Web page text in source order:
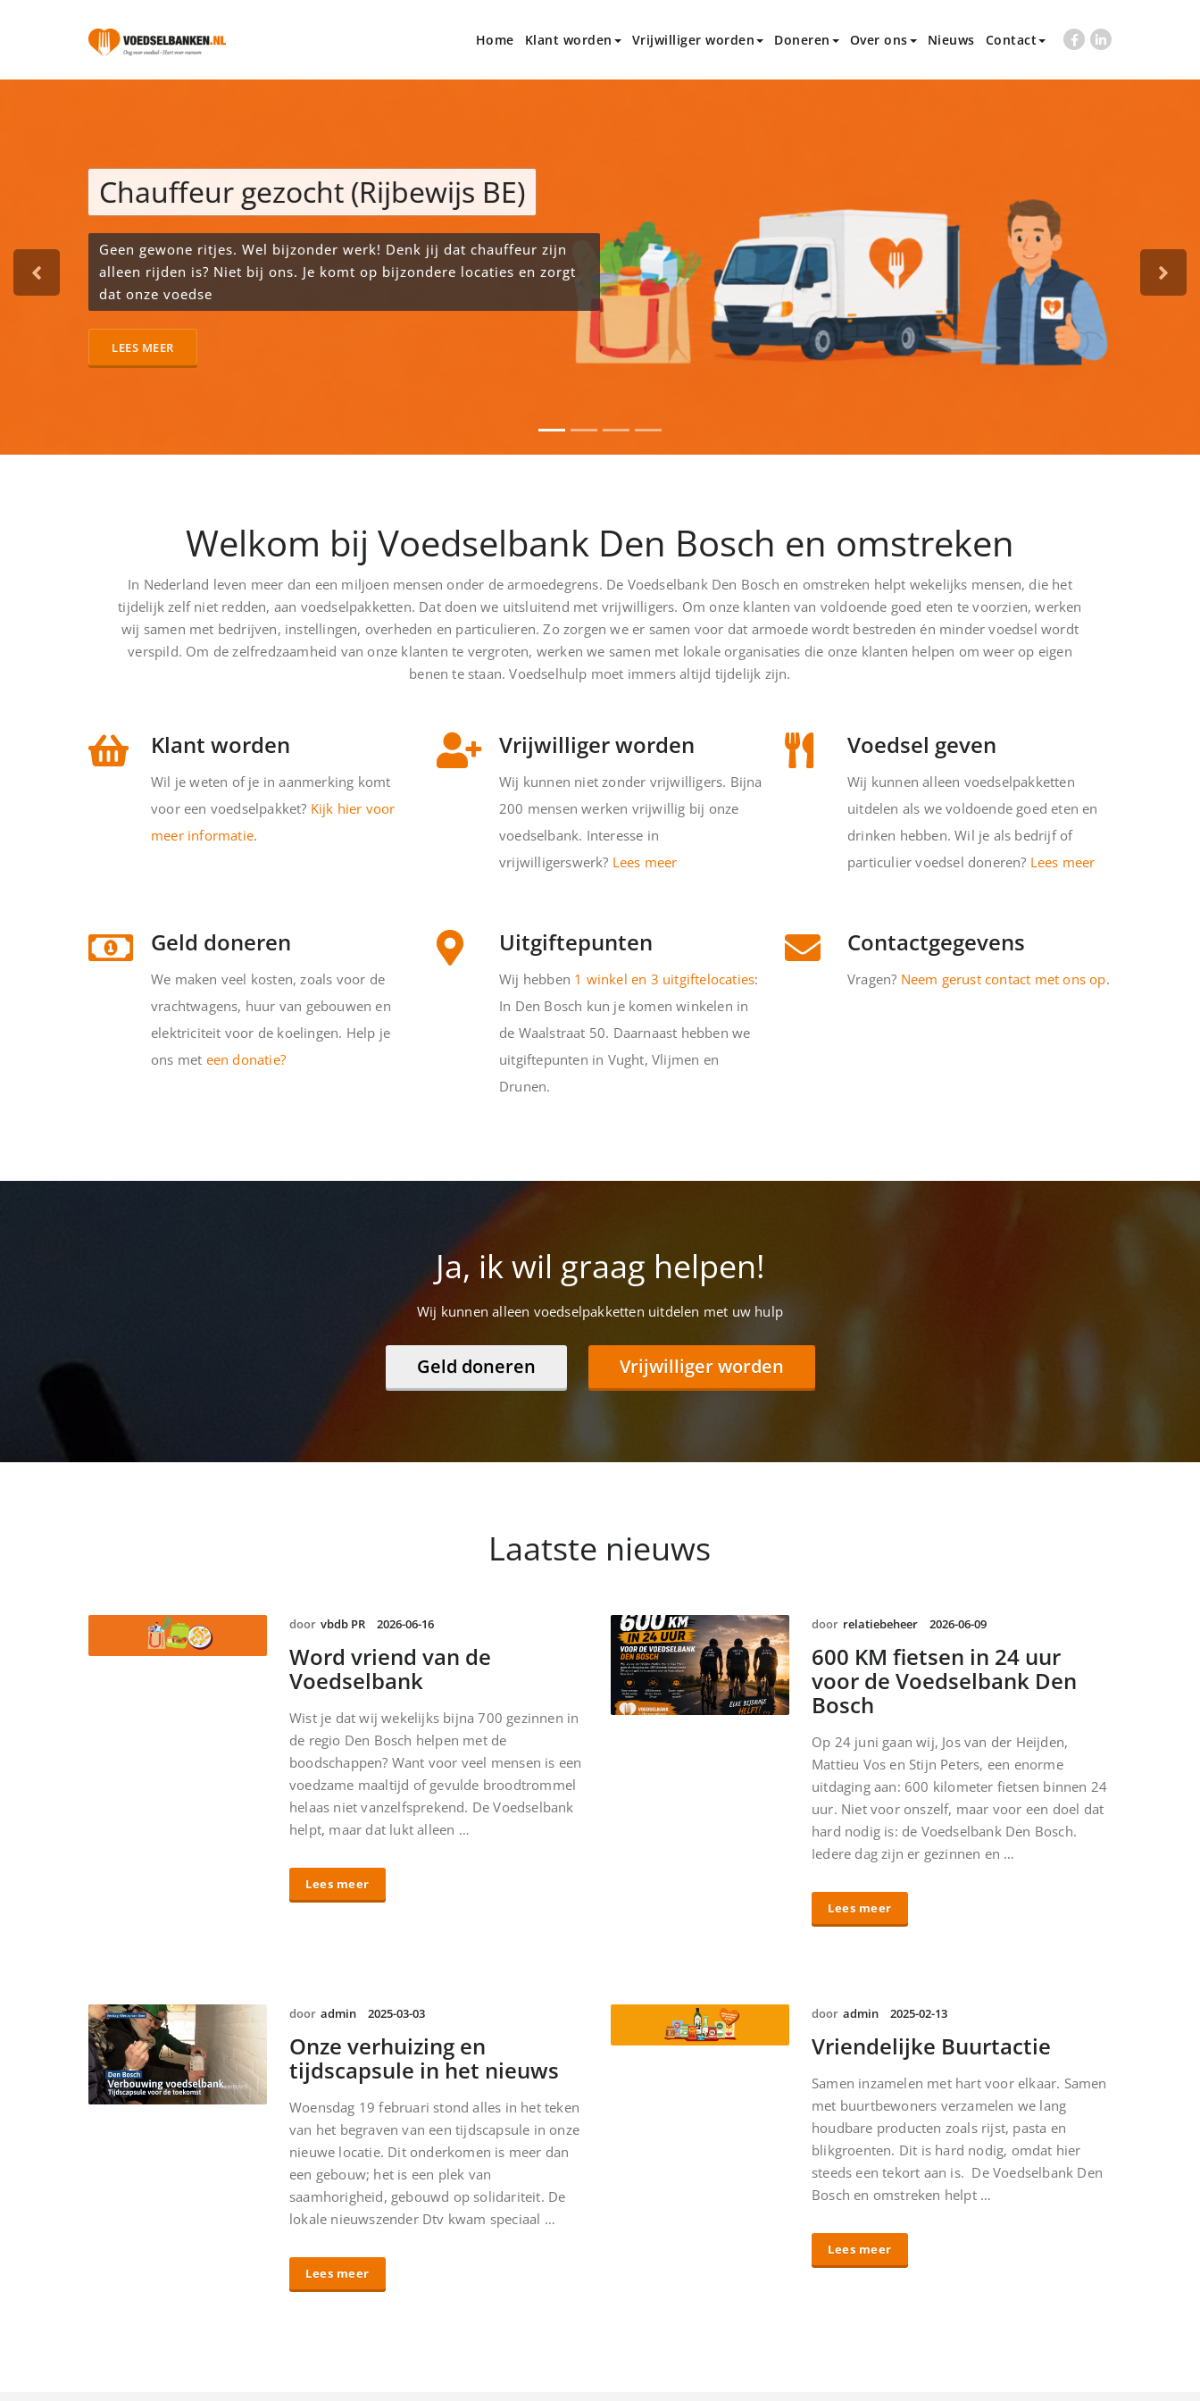
Home Klant worden Vrijwilliger worden Doneren Over ons Nieuws Contact
Chauffeur gezocht (Rijbewijs BE)
Geen gewone ritjes. Wel bijzonder werk! Denk jij dat chauffeur zijn
alleen rijden is? Niet bij ons. Je komt op bijzondere locaties en zorgt
dat onze voedse
LEES MEER
Welkom bij Voedselbank Den Bosch en omstreken
In Nederland leven meer dan een miljoen mensen onder de armoedegrens. De Voedselbank Den Bosch en omstreken helpt wekelijks mensen, die het
tijdelijk zelf niet redden, aan voedselpakketten. Dat doen we uitsluitend met vrijwilligers. Om onze klanten van voldoende goed eten te voorzien, werken
wij samen met bedrijven, instellingen, overheden en particulieren. Zo zorgen we er samen voor dat armoede wordt bestreden én minder voedsel wordt
verspild. Om de zelfredzaamheid van onze klanten te vergroten, werken we samen met lokale organisaties die onze klanten helpen om weer op eigen
benen te staan. Voedselhulp moet immers altijd tijdelijk zijn.
Klant worden
Wil je weten of je in aanmerking komt
voor een voedselpakket? Kijk hier voor
meer informatie.
Vrijwilliger worden
Wij kunnen niet zonder vrijwilligers. Bijna
200 mensen werken vrijwillig bij onze
voedselbank. Interesse in
vrijwilligerswerk? Lees meer
Voedsel geven
Wij kunnen alleen voedselpakketten
uitdelen als we voldoende goed eten en
drinken hebben. Wil je als bedrijf of
particulier voedsel doneren? Lees meer
Geld doneren
We maken veel kosten, zoals voor de
vrachtwagens, huur van gebouwen en
elektriciteit voor de koelingen. Help je
ons met een donatie?
Uitgiftepunten
Wij hebben 1 winkel en 3 uitgiftelocaties:
In Den Bosch kun je komen winkelen in
de Waalstraat 50. Daarnaast hebben we
uitgiftepunten in Vught, Vlijmen en
Drunen.
Contactgegevens
Vragen? Neem gerust contact met ons op.
Ja, ik wil graag helpen!
Wij kunnen alleen voedselpakketten uitdelen met uw hulp
Geld doneren Vrijwilliger worden
Laatste nieuws
door vbdb PR 2026-06-16
Word vriend van de
Voedselbank
Wist je dat wij wekelijks bijna 700 gezinnen in
de regio Den Bosch helpen met de
boodschappen? Want voor veel mensen is een
voedzame maaltijd of gevulde broodtrommel
helaas niet vanzelfsprekend. De Voedselbank
helpt, maar dat lukt alleen …
Lees meer
door relatiebeheer 2026-06-09
600 KM fietsen in 24 uur
voor de Voedselbank Den
Bosch
Op 24 juni gaan wij, Jos van der Heijden,
Mattieu Vos en Stijn Peters, een enorme
uitdaging aan: 600 kilometer fietsen binnen 24
uur. Niet voor onszelf, maar voor een doel dat
hard nodig is: de Voedselbank Den Bosch.
Iedere dag zijn er gezinnen en …
Lees meer
door admin 2025-03-03
Onze verhuizing en
tijdscapsule in het nieuws
Woensdag 19 februari stond alles in het teken
van het begraven van een tijdscapsule in onze
nieuwe locatie. Dit onderkomen is meer dan
een gebouw; het is een plek van
saamhorigheid, gebouwd op solidariteit. De
lokale nieuwszender Dtv kwam speciaal …
Lees meer
door admin 2025-02-13
Vriendelijke Buurtactie
Samen inzamelen met hart voor elkaar. Samen
met buurtbewoners verzamelen we lang
houdbare producten zoals rijst, pasta en
blikgroenten. Dit is hard nodig, omdat hier
steeds een tekort aan is. De Voedselbank Den
Bosch en omstreken helpt …
Lees meer